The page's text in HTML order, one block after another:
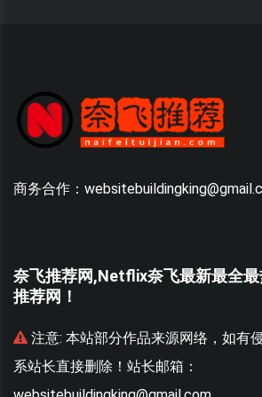
商务合作：
奈飞推荐网,Netflix奈飞最新最全
推荐网！
注意: 本站部分作品来源网络，如有
系站长直接删除！站长邮箱：